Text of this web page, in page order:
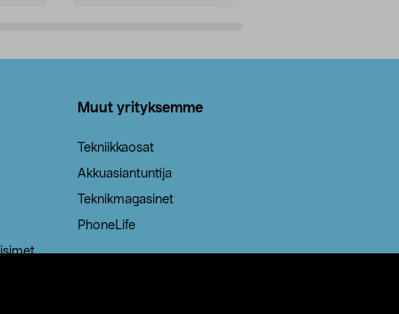
Muut yrityksemme
Tekniikkaosat
Akkuasiantuntija
Teknikmagasinet
PhoneLife